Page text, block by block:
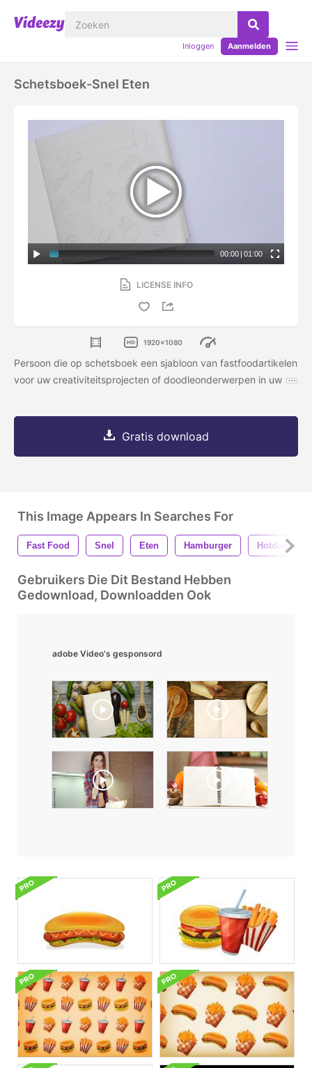
Inloggen Aanmelden
Schetsboek-Snel Eten
00:00 | 01:00
LICENSE INFO
1920x1080
Persoon die op schetsboek een sjabloon van fastfoodartikelen
voor uw creativiteitsprojecten of doodleonderwerpen in uw
Gratis download
This Image Appears In Searches For
Fast Food Snel Eten Hamburger Hotdog
Gebruikers Die Dit Bestand Hebben
Gedownload, Downloadden Ook
adobe Video's gesponsord